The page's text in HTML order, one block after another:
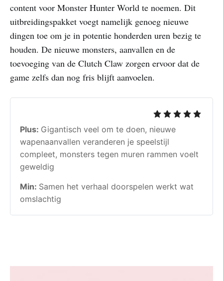
content voor Monster Hunter World te noemen. Dit
uitbreidingspakket voegt namelijk genoeg nieuwe
dingen toe om je in potentie honderden uren bezig te
houden. De nieuwe monsters, aanvallen en de
toevoeging van de Clutch Claw zorgen ervoor dat de
game zelfs dan nog fris blijft aanvoelen.
Plus: Gigantisch veel om te doen, nieuwe
wapenaanvallen veranderen je speelstijl
compleet, monsters tegen muren rammen voelt
geweldig
Min: Samen het verhaal doorspelen werkt wat
omslachtig